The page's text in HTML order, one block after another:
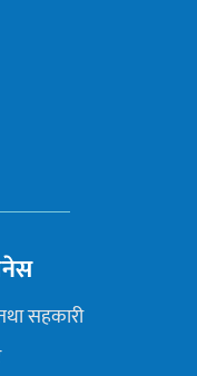
सहकारी